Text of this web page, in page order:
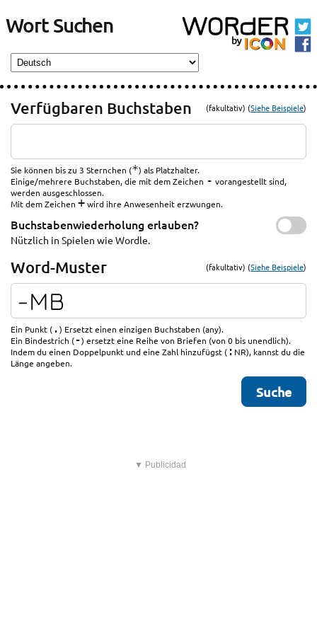
Wort Suchen
Verfügbaren Buchstaben (fakultativ) (Siehe Beispiele)
Sie können bis zu 3 Sternchen (*) als Platzhalter.
Einige/mehrere Buchstaben, die mit dem Zeichen - vorangestellt sind,
werden ausgeschlossen.
Mit dem Zeichen +wird ihre Anwesenheit erzwungen.
Buchstabenwiederholung erlauben?
Nützlich in Spielen wie Wordle.
Word-Muster (fakultativ) (Siehe Beispiele)
Ein Punkt (.) Ersetzt einen einzigen Buchstaben (any).
Ein Bindestrich (-) ersetzt eine Reihe von Briefen (von 0 bis unendlich).
Indem du einen Doppelpunkt und eine Zahl hinzufügst (: NR), kannst du die
Länge angeben.
▼ Publicidad